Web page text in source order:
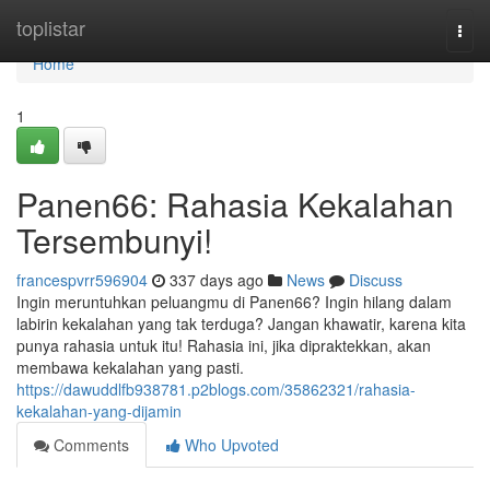
toplistar
Home
Home
1
Panen66: Rahasia Kekalahan
Tersembunyi!
francespvrr596904 337 days ago News
Discuss
Ingin meruntuhkan peluangmu di Panen66? Ingin hilang dalam
labirin kekalahan yang tak terduga? Jangan khawatir, karena kita
punya rahasia untuk itu! Rahasia ini, jika dipraktekkan, akan
membawa kekalahan yang pasti.
https://dawuddlfb938781.p2blogs.com/35862321/rahasia-
kekalahan-yang-dijamin
Comments
Who Upvoted